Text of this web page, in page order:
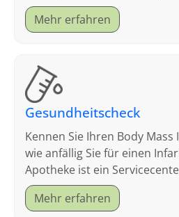
Mehr erfahren
Gesundheitscheck
Kennen Sie Ihren Body Mass
wie anfällig Sie für einen
Apotheke ist ein
Schauen Sie sich an, welche
Mehr erfahren